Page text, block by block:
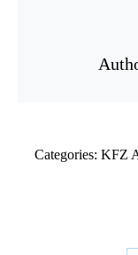
Categories: KFZ